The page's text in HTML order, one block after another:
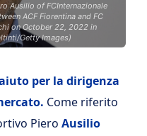
Ausilio of FCInternazionale
ACF Fiorentina and FC
on October 22, 2022 in
Getty Images)
per la dirigenza
Come riferito
Piero Ausilio